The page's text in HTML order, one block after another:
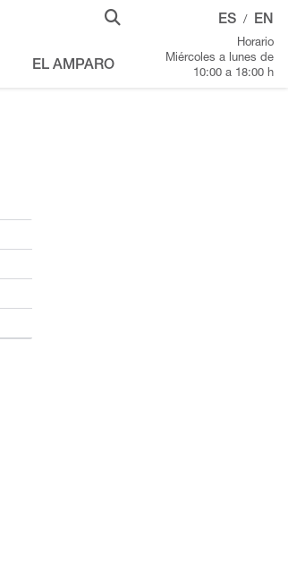
EL AMPARO
ES / EN
Horario
Miércoles a lunes de
10:00 a 18:00 h